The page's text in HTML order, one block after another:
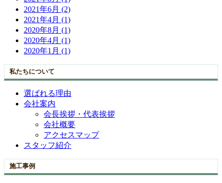
2021年6月 (2)
2021年4月 (1)
2020年8月 (1)
2020年4月 (1)
2020年1月 (1)
私たちについて
選ばれる理由
会社案内
会長挨拶・代表挨拶
会社概要
アクセスマップ
スタッフ紹介
施工事例